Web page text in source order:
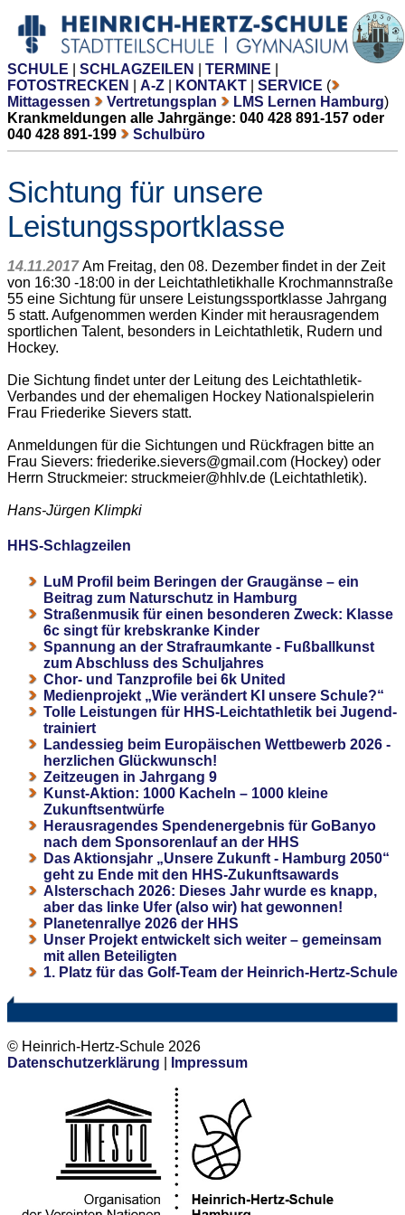
SCHULE SCHLAGZEILEN TERMINE
FOTOSTRECKEN
A-Z KONTAKT SERVICE (
Mittagessen
Vertretungsplan LMS Lernen Hamburg)
Krankmeldungen alle Jahrgänge: 040 428 891-157 oder
040 428 891-199
Schulbüro
Sichtung für unsere
Leistungssportklasse
14.11.2017 Am Freitag, den 08. Dezember findet in der Zeit
von 16:30 -18:00 in der Leichtathletikhalle Krochmannstraße
55 eine Sichtung für unsere Leistungssportklasse Jahrgang
5 statt. Aufgenommen werden Kinder mit herausragendem
sportlichen Talent, besonders in Leichtathletik, Rudern und
Hockey.
Die Sichtung findet unter der Leitung des Leichtathletik-
Verbandes und der ehemaligen Hockey Nationalspielerin
Frau Friederike Sievers statt.
Anmeldungen für die Sichtungen und Rückfragen bitte an
Frau Sievers: friederike.sievers@gmail.com (Hockey) oder
Herrn Struckmeier: struckmeier@hhlv.de (Leichtathletik).
Hans-Jürgen Klimpki
HHS-Schlagzeilen
LuM Profil beim Beringen der Graugänse – ein
Beitrag zum Naturschutz in Hamburg
Straßenmusik für einen besonderen Zweck: Klasse
6c singt für krebskranke Kinder
Spannung an der Strafraumkante - Fußballkunst
zum Abschluss des Schuljahres
Chor- und Tanzprofile bei 6k United
Medienprojekt „Wie verändert KI unsere Schule?“
Tolle Leistungen für HHS-Leichtathletik bei Jugend-
trainiert
Landessieg beim Europäischen Wettbewerb 2026 -
herzlichen Glückwunsch!
Zeitzeugen in Jahrgang 9
Kunst-Aktion: 1000 Kacheln – 1000 kleine
Zukunftsentwürfe
Herausragendes Spendenergebnis für GoBanyo
nach dem Sponsorenlauf an der HHS
Das Aktionsjahr „Unsere Zukunft - Hamburg 2050“
geht zu Ende mit den HHS-Zukunftsawards
Alsterschach 2026: Dieses Jahr wurde es knapp,
aber das linke Ufer (also wir) hat gewonnen!
Planetenrallye 2026 der HHS
Unser Projekt entwickelt sich weiter – gemeinsam
mit allen Beteiligten
1. Platz für das Golf-Team der Heinrich-Hertz-Schule
© Heinrich-Hertz-Schule 2026
Datenschutzerklärung
Impressum